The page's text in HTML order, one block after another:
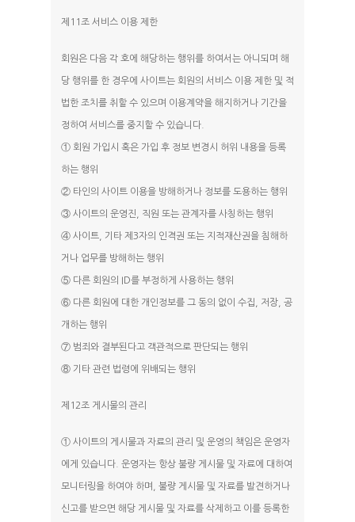
제11조 서비스 이용 제한
회원은 다음 각 호에 해당하는 행위를 하여서는 아니되며 해
당 행위를 한 경우에 사이트는 회원의 서비스 이용 제한 및 적
법한 조치를 취할 수 있으며 이용계약을 해지하거나 기간을
정하여 서비스를 중지할 수 있습니다.
① 회원 가입시 혹은 가입 후 정보 변경시 허위 내용을 등록
하는 행위
② 타인의 사이트 이용을 방해하거나 정보를 도용하는 행위
③ 사이트의 운영진, 직원 또는 관계자를 사칭하는 행위
④ 사이트, 기타 제3자의 인격권 또는 지적재산권을 침해하
거나 업무를 방해하는 행위
⑤ 다른 회원의 ID를 부정하게 사용하는 행위
⑥ 다른 회원에 대한 개인정보를 그 동의 없이 수집, 저장, 공
개하는 행위
⑦ 범죄와 결부된다고 객관적으로 판단되는 행위
⑧ 기타 관련 법령에 위배되는 행위
제12조 게시물의 관리
① 사이트의 게시물과 자료의 관리 및 운영의 책임은 운영자
에게 있습니다. 운영자는 항상 불량 게시물 및 자료에 대하여
모니터링을 하여야 하며, 불량 게시물 및 자료를 발견하거나
신고를 받으면 해당 게시물 및 자료를 삭제하고 이를 등록한
뜨란채
캠핑하우스